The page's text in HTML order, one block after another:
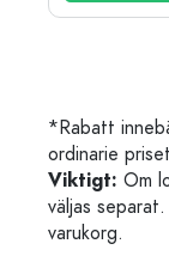
*Rabatt
ordinarie
Viktigt: Om
väljas
varukorg.